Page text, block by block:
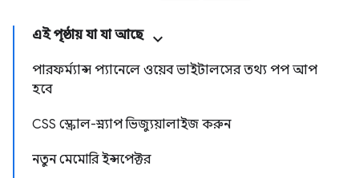
এই পৃষ্ঠায় যা যা আছে
পারফর্ম্যান্স প্যানেলে ওয়েব ভাইটালসের তথ্য পপ আপ
হবে
CSS স্ক্রোল-স্ন্যাপ ভিজ্যুয়ালাইজ করুন
নতুন মেমোরি ইন্সপেক্টর